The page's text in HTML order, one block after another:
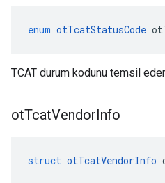
enum otTcatStatusCode
TCAT durum kodunu temsil
otTcatVendorInfo
struct otTcatVendorInfo